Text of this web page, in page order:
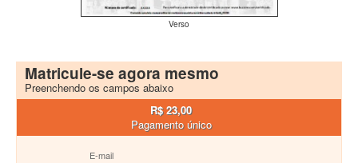
Verso
Matricule-se agora mesmo
Preenchendo os campos abaixo
R$ 23,00
Pagamento único
E-mail